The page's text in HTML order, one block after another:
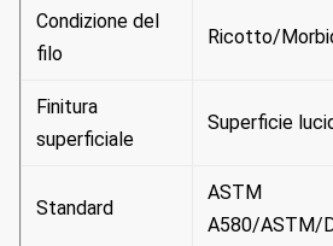
Condizione del
filo
Ricotto/
Finitura
superficiale
Superficie
Standard
ASTM
A580/ASTM/